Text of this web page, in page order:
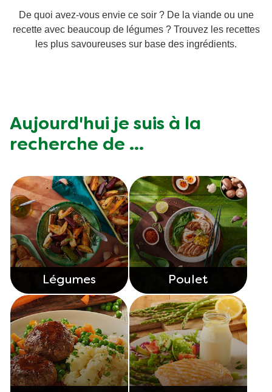
Végétarien
Occasions
Aides culinaires
Snackpots
De quoi avez-vous envie ce soir ? De la viande ou une
recette avec beaucoup de légumes ? Trouvez les recettes
les plus savoureuses sur base des ingrédients.
Aujourd'hui je suis à la
recherche de ...
Légumes Poulet